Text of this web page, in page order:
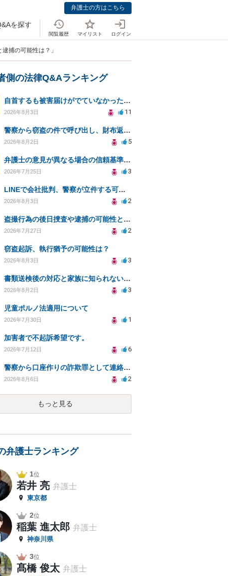
弁護士の方はこちら
を探す
閲覧履歴 マイリスト ログイン
捕の可能性は？」
側の法律Q&Aランキング
自首するも被害届けがでていなかった場合
2026年8月3日 11
警察から窃盗の件で呼び出し、財布返却で自首すべきか？
2026年8月2日 5
弁護士の意見が異なる場合の信頼基準について教えてください
2026年7月25日 3
LINEで会社批判、警察が立件する可能性は？
2026年8月3日 2
盗撮行為の後日捜査や逮捕の可能性と初動対応について
2026年7月27日 2
窃盗起訴、執行猶予の可能性は？
2026年8月3日 3
書類送検後の対応と家族に知られないための手続きについて相談
2026年8月2日 3
児童ポルノ法適用について
2026年7月30日 1
加害者で不起訴希望です。
2026年7月12日 6
警察から口座作りの詐欺罪として連絡が来ました。
2026年8月6日 2
もっと見る
弁護士ランキング
1位
若井 亮 弁護士
東京都
2位
稲葉 進太郎 弁護士
神奈川県
3位
髙橋 俊太 弁護士